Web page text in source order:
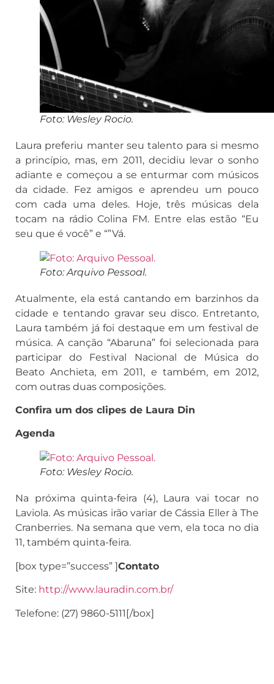
Foto: Wesley Rocio.
Laura preferiu manter seu talento para si mesmo
a princípio, mas, em 2011, decidiu levar o sonho
adiante e começou a se enturmar com músicos
da cidade. Fez amigos e aprendeu um pouco
com cada uma deles. Hoje, três músicas dela
tocam na rádio Colina FM. Entre elas estão “Eu
seu que é você” e “”Vá.
Foto: Arquivo Pessoal.
Atualmente, ela está cantando em barzinhos da
cidade e tentando gravar seu disco. Entretanto,
Laura também já foi destaque em um festival de
música. A canção “Abaruna” foi selecionada para
participar do Festival Nacional de Música do
Beato Anchieta, em 2011, e também, em 2012,
com outras duas composições.
Confira um dos clipes de Laura Din
Agenda
Foto: Wesley Rocio.
Na próxima quinta-feira (4), Laura vai tocar no
Laviola. As músicas irão variar de Cássia Eller à The
Cranberries. Na semana que vem, ela toca no dia
11, também quinta-feira.
[box type=”success” ]Contato
Site: http://www.lauradin.com.br/
Telefone: (27) 9860-5111[/box]